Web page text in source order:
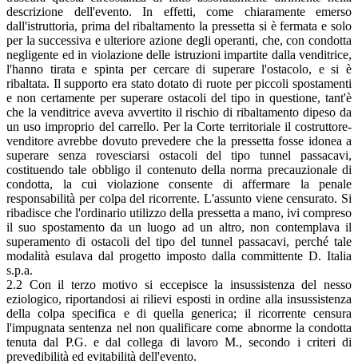
descrizione dell'evento. In effetti, come chiaramente emerso
dall'istruttoria, prima del ribaltamento la pressetta si è fermata e solo
per la successiva e ulteriore azione degli operanti, che, con condotta
negligente ed in violazione delle istruzioni impartite dalla venditrice,
l'hanno tirata e spinta per cercare di superare l'ostacolo, e si è
ribaltata. Il supporto era stato dotato di ruote per piccoli spostamenti
e non certamente per superare ostacoli del tipo in questione, tant'è
che la venditrice aveva avvertito il rischio di ribaltamento dipeso da
un uso improprio del carrello. Per la Corte territoriale il costruttore-
venditore avrebbe dovuto prevedere che la pressetta fosse idonea a
superare senza rovesciarsi ostacoli del tipo tunnel passacavi,
costituendo tale obbligo il contenuto della norma precauzionale di
condotta, la cui violazione consente di affermare la penale
responsabilità per colpa del ricorrente. L'assunto viene censurato. Si
ribadisce che l'ordinario utilizzo della pressetta a mano, ivi compreso
il suo spostamento da un luogo ad un altro, non contemplava il
superamento di ostacoli del tipo del tunnel passacavi, perché tale
modalità esulava dal progetto imposto dalla committente D. Italia
s.p.a.
2.2 Con il terzo motivo si eccepisce la insussistenza del nesso
eziologico, riportandosi ai rilievi esposti in ordine alla insussistenza
della colpa specifica e di quella generica; il ricorrente censura
l'impugnata sentenza nel non qualificare come abnorme la condotta
tenuta dal P.G. e dal collega di lavoro M., secondo i criteri di
prevedibilità ed evitabilità dell'evento.